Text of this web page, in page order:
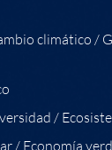
climático /
/
/ Economía